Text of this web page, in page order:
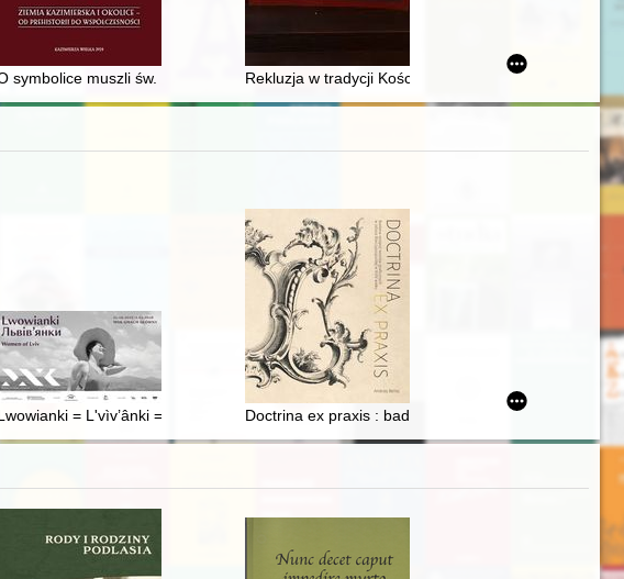
Archikonfraterni Literackiej
symbolice muszli św. Jakuba Rekluzja w tradycji Kościoła do końca XV w. : próba
kobiety lat 60. propagowany na łamach miesięcznika "Ty i Ja" = Non(modern)
= L'vìv’ânki = Women of LvivDoctrina ex praxis : badania recepcji wzorów